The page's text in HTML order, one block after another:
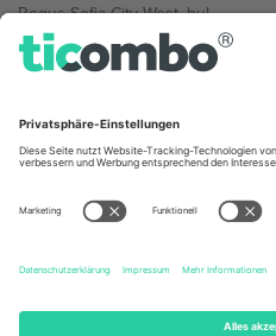
Regus Sofia City West, bul
Totleben 53-55, 1606 Sofia,
Bulgaria
Mexico
Av Chapultepec 360, Roma
Norte, Cuauhtémoc, 06700
Ciudad de México, CDMX,
Mexico
Die juristische Person des
Informationen finden Sie auf der